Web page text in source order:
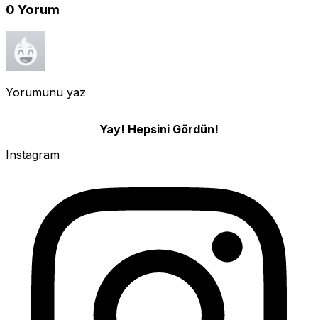
0 Yorum
Yorumunu yaz
Yay! Hepsini Gördün!
Instagram